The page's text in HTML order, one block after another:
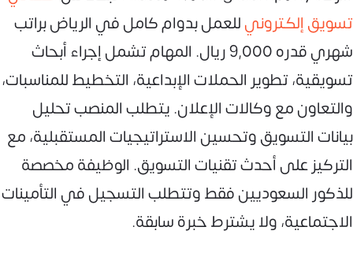
تسويق إلكترونيللعمل بدوام كامل في الرياض براتب
شهري قدره 9,000 ريال. المهام تشمل إجراء أبحاث
تسويقية، تطوير الحملات الإبداعية، التخطيط للمناسبات،
والتعاون مع وكالات الإعلان. يتطلب المنصب تحليل
بيانات التسويق وتحسين الاستراتيجيات المستقبلية، مع
التركيز على أحدث تقنيات التسويق. الوظيفة مخصصة
للذكور السعوديين فقط وتتطلب التسجيل في التأمينات
الاجتماعية، ولا يشترط خبرة سابقة.